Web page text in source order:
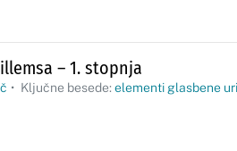
– 1. stopnja
• Ključne besede: elementi glasbene